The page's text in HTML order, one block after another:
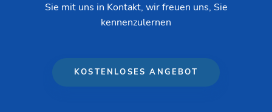
Sie mit uns in Kontakt, wir freuen uns, Sie
kennenzulernen
KOSTENLOSES ANGEBOT